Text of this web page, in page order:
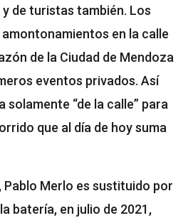
de turistas también. Los
en la calle
de la Ciudad de Mendoza
eventos privados. Así
solamente “de la calle” para
que al día de hoy suma
Pablo Merlo es sustituido por
batería, en julio de 2021,